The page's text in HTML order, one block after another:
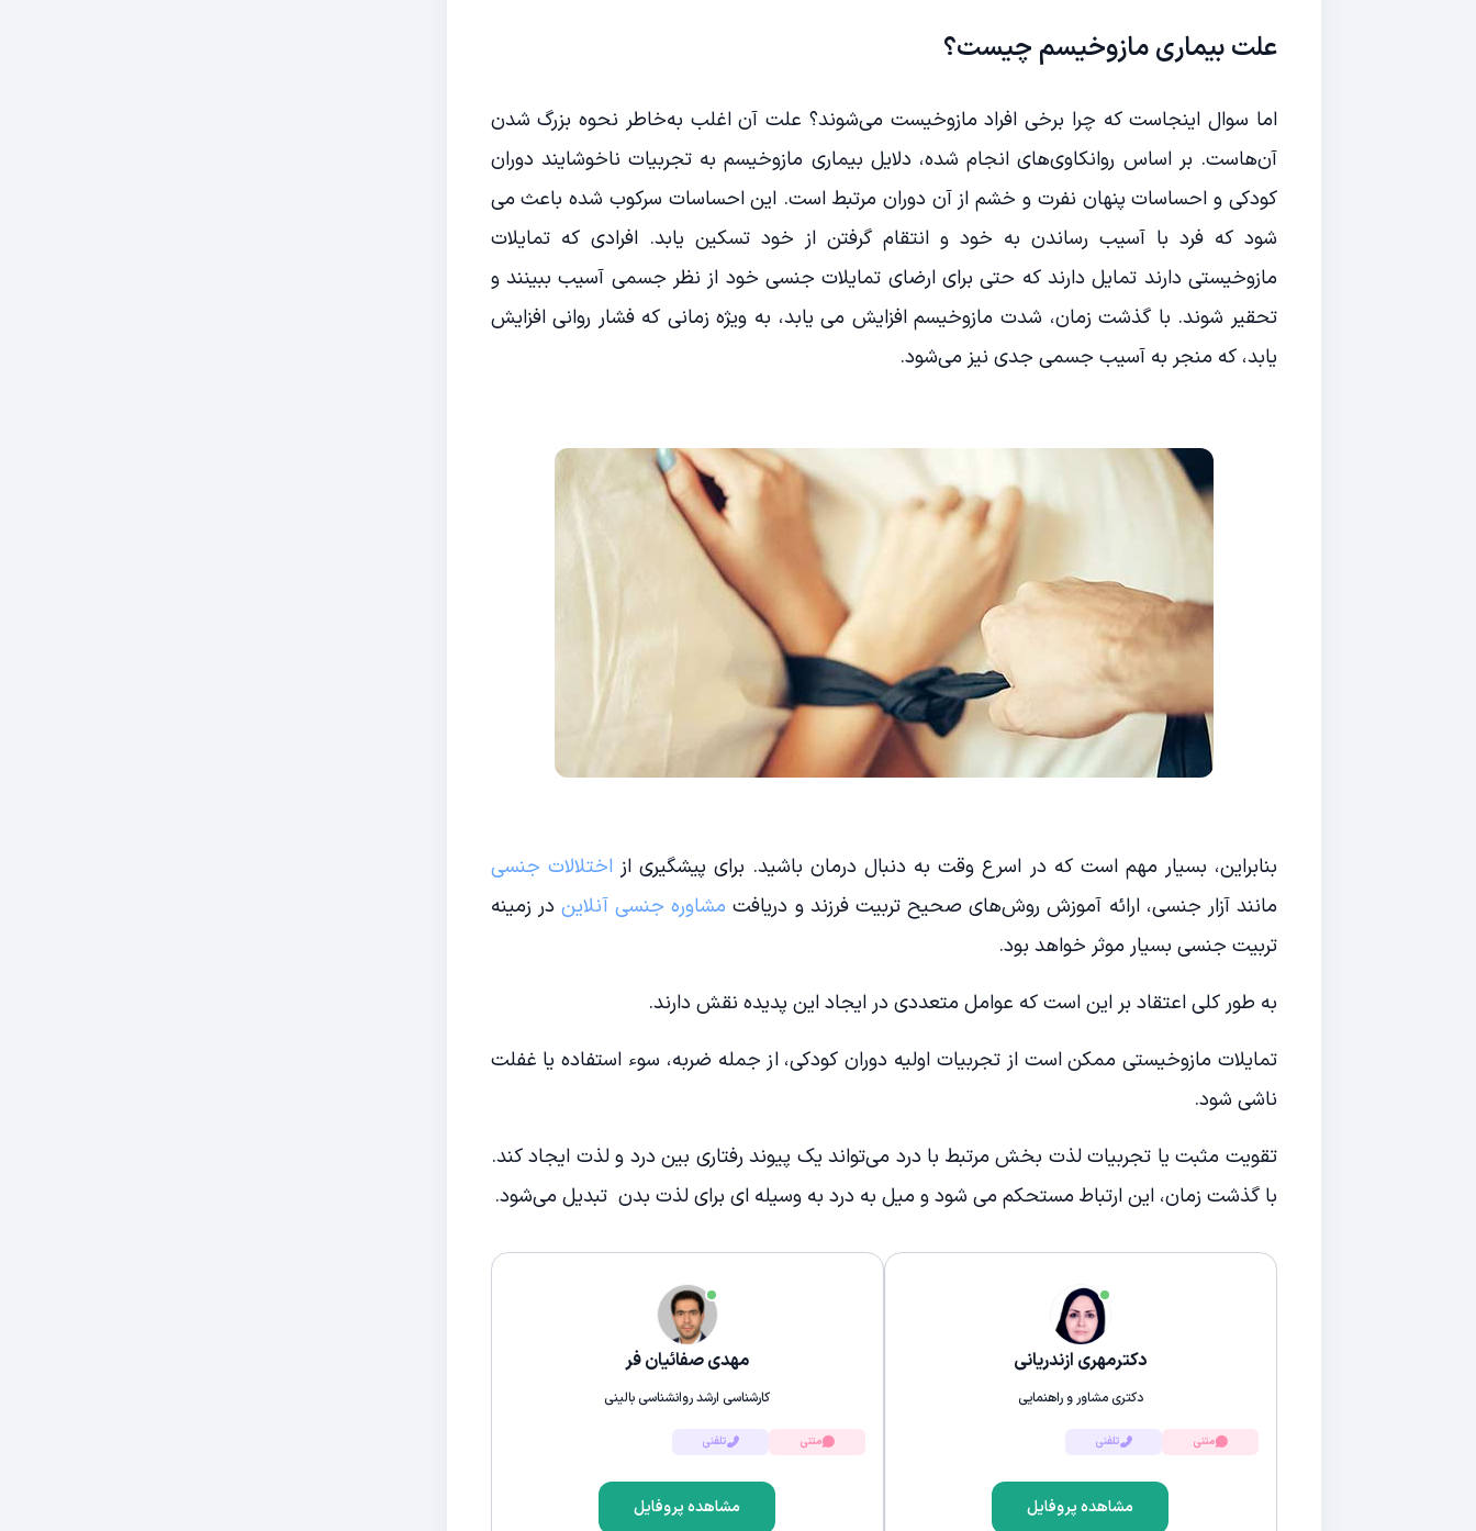
علت بیماری مازوخیسم چیست؟
اما سوال اینجاست که چرا برخی افراد مازوخیست می‌شوند؟ علت آن اغلب به‌خاطر نحوه بزرگ شدن
آن‌هاست. بر اساس روانکاوی‌های انجام شده، دلایل بیماری مازوخیسم به تجربیات ناخوشایند دوران
کودکی و احساسات پنهان نفرت و خشم از آن دوران مرتبط است. این احساسات سرکوب شده باعث می
شود که فرد با آسیب رساندن به خود و انتقام گرفتن از خود تسکین یابد. افرادی که تمایلات
مازوخیستی دارند تمایل دارند که حتی برای ارضای تمایلات جنسی خود از نظر جسمی آسیب ببینند و
تحقیر شوند. با گذشت زمان، شدت مازوخیسم افزایش می یابد، به ویژه زمانی که فشار روانی افزایش
یابد، که منجر به آسیب جسمی جدی نیز می‌شود.
بنابراین، بسیار مهم است که در اسرع وقت به دنبال درمان باشید. برای پیشگیری از اختلالات جنسی
مانند آزار جنسی، ارائه آموزش روش‌های صحیح تربیت فرزند و دریافت مشاوره جنسی آنلاین در زمینه
تربیت جنسی بسیار موثر خواهد بود.
به طور کلی اعتقاد بر این است که عوامل متعددی در ایجاد این پدیده نقش دارند.
تمایلات مازوخیستی ممکن است از تجربیات اولیه دوران کودکی، از جمله ضربه، سوء استفاده یا غفلت
ناشی شود.
تقویت مثبت یا تجربیات لذت بخش مرتبط با درد می‌تواند یک پیوند رفتاری بین درد و لذت ایجاد کند.
با گذشت زمان، این ارتباط مستحکم می شود و میل به درد به وسیله ای برای لذت بدن تبدیل می‌شود.
دکترمهری ازندریانی
دکتری مشاور و راهنمایی
متنی تلفنی
مشاهده پروفایل
مهدی صفائیان فر
کارشناسی ارشد روانشناسی بالینی
متنی تلفنی
مشاهده پروفایل